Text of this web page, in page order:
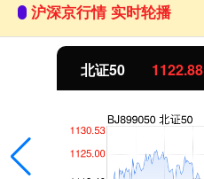
沪深京行情 实时轮播
北证50 1122.88